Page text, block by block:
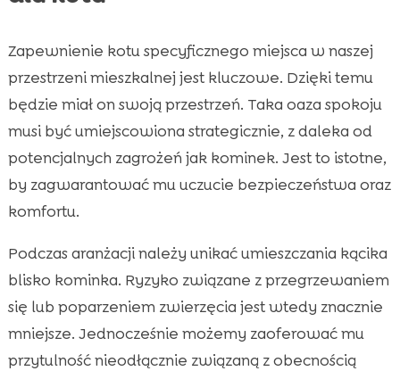
Zapewnienie kotu specyficznego miejsca w naszej
przestrzeni mieszkalnej jest kluczowe. Dzięki temu
będzie miał on swoją przestrzeń. Taka oaza spokoju
musi być umiejscowiona strategicznie, z daleka od
potencjalnych zagrożeń jak kominek. Jest to istotne,
by zagwarantować mu uczucie bezpieczeństwa oraz
komfortu.
Podczas aranżacji należy unikać umieszczania kącika
blisko kominka. Ryzyko związane z przegrzewaniem
się lub poparzeniem zwierzęcia jest wtedy znacznie
mniejsze. Jednocześnie możemy zaoferować mu
przytulność nieodłącznie związaną z obecnością